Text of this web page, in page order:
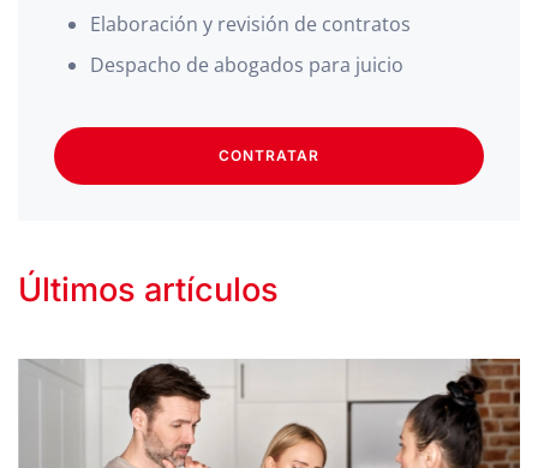
Elaboración y revisión de contratos
Despacho de abogados para juicio
CONTRATAR
Últimos artículos